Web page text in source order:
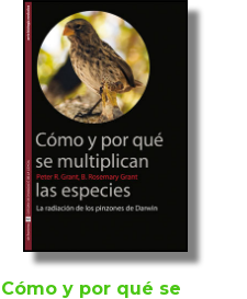
Cómo y por qué se